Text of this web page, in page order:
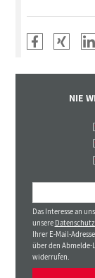
NIE
Das Interesse an
unsere
Ihrer E-Mail-
über den
widerrufen.